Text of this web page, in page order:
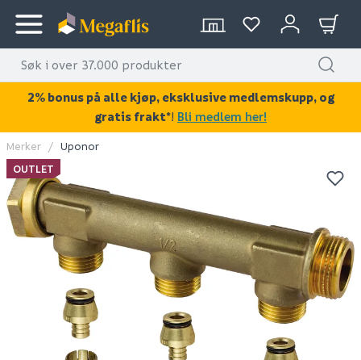
KAN DISSE VÆRE AV INTERESSE?
OUTLET
Merker
Uponor
OUTLET
2% bonus på alle kjøp, eksklusive medlemskupp, og
gratis frakt*! Bli medlem her!